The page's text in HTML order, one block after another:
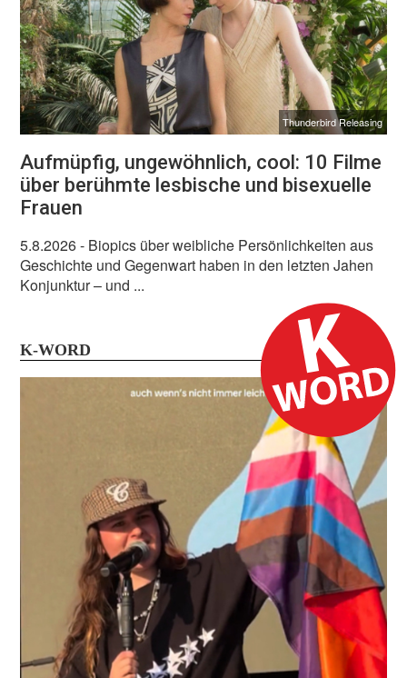
Thunderbird Releasing
Aufmüpfig, ungewöhnlich, cool: 10 Filme
über berühmte lesbische und bisexuelle
Frauen
5.8.2026- Biopics über weibliche Persönlichkeiten aus
Geschichte und Gegenwart haben in den letzten Jahen
Konjunktur – und ...
K-WORD